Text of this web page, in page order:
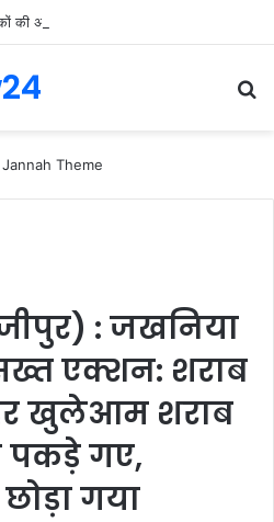
: जखनिया
एक्शन: शराब
खुलेआम शराब
पकड़े गए,
गया